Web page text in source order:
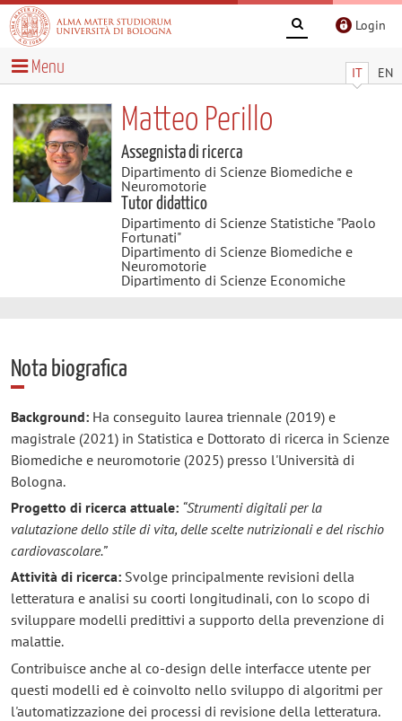
Login
IT EN
Menu
Matteo Perillo
Assegnista di ricerca
Dipartimento di Scienze Biomediche e
Neuromotorie
Tutor didattico
Dipartimento di Scienze Statistiche "Paolo
Fortunati"
Dipartimento di Scienze Biomediche e
Neuromotorie
Dipartimento di Scienze Economiche
Nota biografica
Background:Ha conseguito laurea triennale (2019) e
magistrale (2021) in Statistica e Dottorato di ricerca in Scienze
Biomediche e neuromotorie (2025) presso l'Università di
Bologna.
Progetto di ricerca attuale: “Strumenti digitali per la
valutazione dello stile di vita, delle scelte nutrizionali e del rischio
cardiovascolare.”
Attività di ricerca:Svolge principalmente revisioni della
letteratura e analisi su coorti longitudinali, con lo scopo di
sviluppare modelli predittivi a supporto della prevenzione di
malattie.
Contribuisce anche al co-design delle interfacce utente per
questi modelli ed è coinvolto nello sviluppo di algoritmi per
l'automatizzazione dei processi di revisione della letteratura.